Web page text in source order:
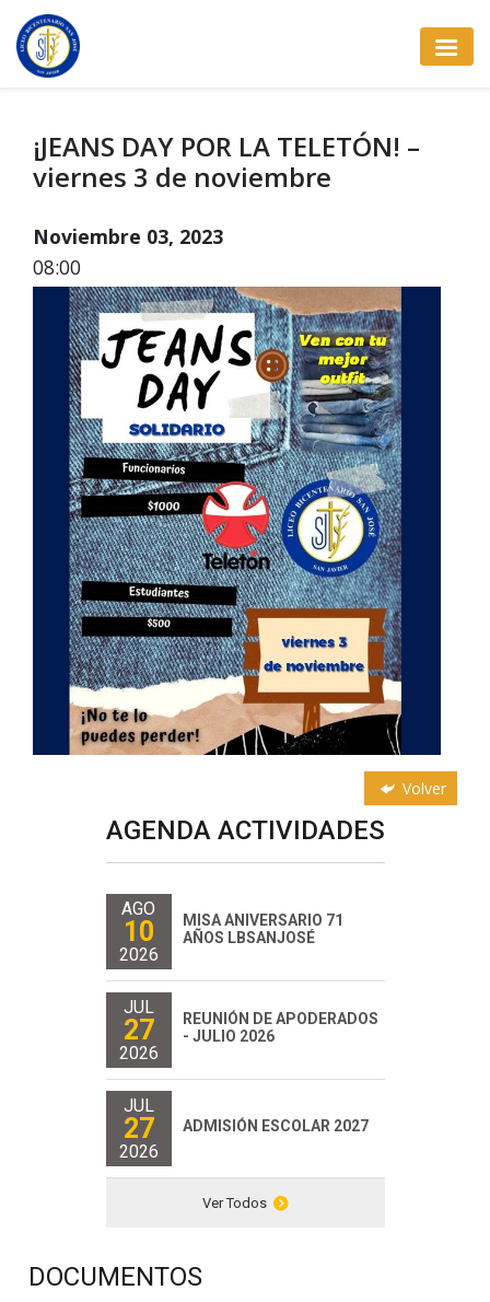
¡JEANS DAY POR LA TELETÓN! –
viernes 3 de noviembre
Noviembre 03, 2023
08:00
Volver
AGENDA ACTIVIDADES
AGO
10
2026
MISA ANIVERSARIO 71
AÑOS LBSANJOSÉ
JUL
27
2026
REUNIÓN DE APODERADOS
- JULIO 2026
JUL
27
2026
ADMISIÓN ESCOLAR 2027
Ver Todos
DOCUMENTOS